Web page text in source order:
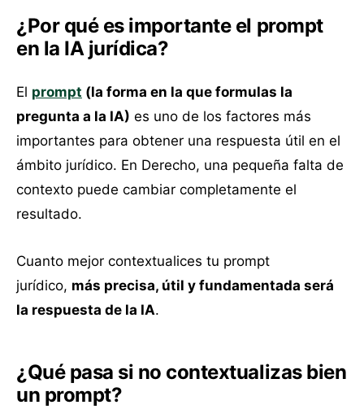
¿Por qué es importante el prompt
en la IA jurídica?
El prompt (la forma en la que formulas la
pregunta a la IA) es uno de los factores más
importantes para obtener una respuesta útil en el
ámbito jurídico. En Derecho, una pequeña falta de
contexto puede cambiar completamente el
resultado.
Cuanto mejor contextualices tu prompt
jurídico, más precisa, útil y fundamentada será
la respuesta de la IA.
¿Qué pasa si no contextualizas bien
un prompt?